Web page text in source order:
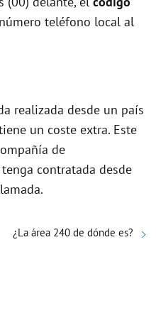
teléfono local al
realizada desde un país
un coste extra. Este
de
contratada desde
¿La área 240 de dónde es?